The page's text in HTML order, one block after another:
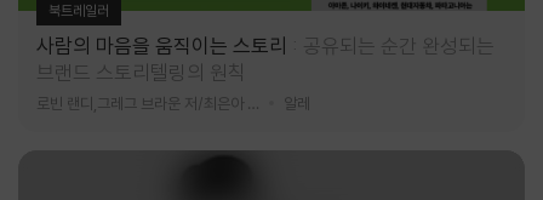
북트레일러
사람의 마음을 움직이는 스토리
공유되는 순간 완성되는
브랜드 스토리텔링의 원칙
알레